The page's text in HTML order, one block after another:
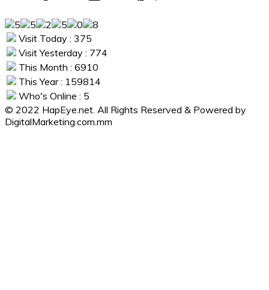
Visit Today : 375
Visit Yesterday : 774
This Month : 6910
This Year : 159814
Who's Online : 5
© 2022 HapEye.net. All Rights Reserved & Powered by
DigitalMarketing.com.mm